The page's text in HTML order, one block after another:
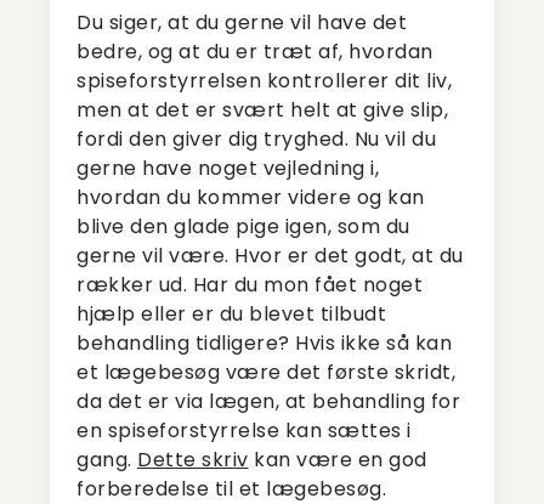
Du siger, at du gerne vil have det
bedre, og at du er træt af, hvordan
spiseforstyrrelsen kontrollerer dit liv,
men at det er svært helt at give slip,
fordi den giver dig tryghed. Nu vil du
gerne have noget vejledning i,
hvordan du kommer videre og kan
blive den glade pige igen, som du
gerne vil være. Hvor er det godt, at du
rækker ud. Har du mon fået noget
hjælp eller er du blevet tilbudt
behandling tidligere? Hvis ikke så kan
et lægebesøg være det første skridt,
da det er via lægen, at behandling for
en spiseforstyrrelse kan sættes i
gang. Dette skriv kan være en god
forberedelse til et lægebesøg.